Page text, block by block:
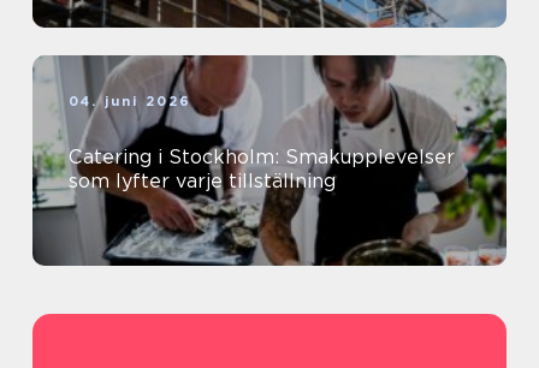
04. juni 2026
Catering i Stockholm: Smakupplevelser
som lyfter varje tillställning